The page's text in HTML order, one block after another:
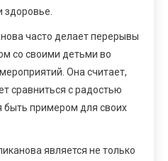
здоровье.
часто делает перерывы
со своими детьми во
Она считает,
сравниться с радостью
быть примером для своих
является не только